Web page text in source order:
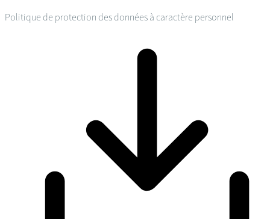
Politique de protection des données à caractère personnel